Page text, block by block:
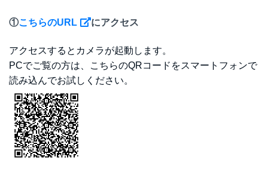
①こちらのURL にアクセス
アクセスするとカメラが起動します。
PCでご覧の方は、こちらのQRコードをスマートフォンで
読み込んでお試しください。